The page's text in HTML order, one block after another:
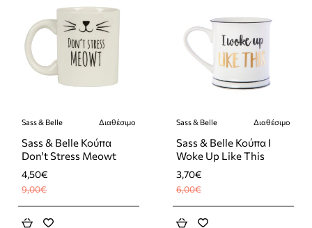
-50%
Sass & Belle Διαθέσιμο
Sass & Belle Κούπα
Don't Stress Meowt
4,50€
9,00€
-38%
Sass & Belle Διαθέσιμο
Sass & Belle Κούπα I
Woke Up Like This
3,70€
6,00€